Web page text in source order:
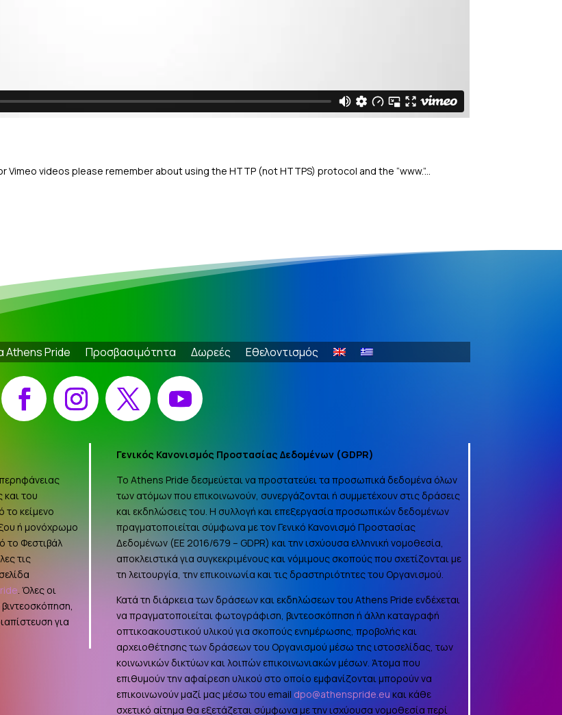
videos please remember about using the HTTP (not HTTPS) protocol and the “www.”...
Athens Pride Προσβασιμότητα Δωρεές Εθελοντισμός
Facebook Instagram X YouTube
του
το κείμενο
ή μονόχρωμο
το Φεστιβάλ
τις
. Όλες οι
για
Γενικός Κανονισμός Προστασίας Δεδομένων (GDPR)
Το Athens Pride δεσμεύεται να προστατεύει τα προσωπικά δεδομένα όλων
των ατόμων που επικοινωνούν, συνεργάζονται ή συμμετέχουν στις δράσεις
και εκδηλώσεις του. Η συλλογή και επεξεργασία προσωπικών δεδομένων
πραγματοποιείται σύμφωνα με τον Γενικό Κανονισμό Προστασίας
Δεδομένων (ΕΕ 2016/679 – GDPR) και την ισχύουσα ελληνική νομοθεσία,
αποκλειστικά για συγκεκριμένους και νόμιμους σκοπούς που σχετίζονται με
τη λειτουργία, την επικοινωνία και τις δραστηριότητες του Οργανισμού.
Κατά τη διάρκεια των δράσεων και εκδηλώσεων του Athens Pride ενδέχεται
να πραγματοποιείται φωτογράφιση, βιντεοσκόπηση ή άλλη καταγραφή
οπτικοακουστικού υλικού για σκοπούς ενημέρωσης, προβολής και
αρχειοθέτησης των δράσεων του Οργανισμού μέσω της ιστοσελίδας, των
κοινωνικών δικτύων και λοιπών επικοινωνιακών μέσων. Άτομα που
επιθυμούν την αφαίρεση υλικού στο οποίο εμφανίζονται μπορούν να
επικοινωνούν μαζί μας μέσω του email dpo@athenspride.eu και κάθε
σχετικό αίτημα θα εξετάζεται σύμφωνα με την ισχύουσα νομοθεσία περί